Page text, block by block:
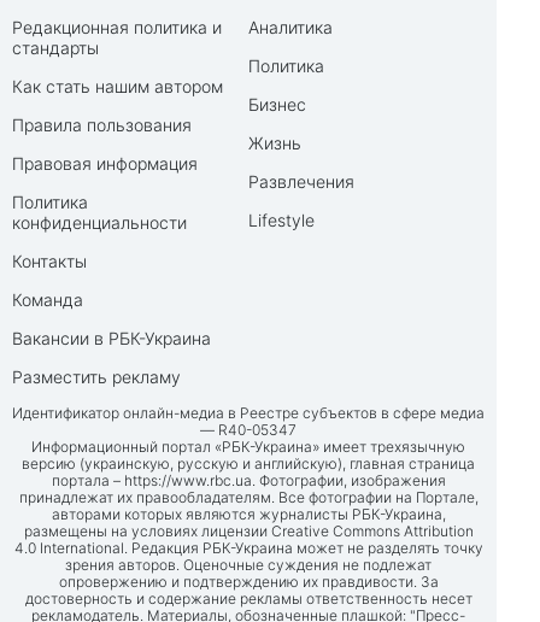
Редакционная политика и
стандарты
Как стать нашим автором
Правила пользования
Правовая информация
Политика
конфиденциальности
Контакты
Команда
Вакансии в РБК-Украина
Разместить рекламу
Аналитика
Политика
Бизнес
Жизнь
Развлечения
Lifestyle
Идентификатор онлайн-медиа в Реестре субъектов в сфере медиа
— R40-05347
Информационный портал «РБК-Украина» имеет трехязычную
версию (украинскую, русскую и английскую), главная страница
портала – https://www.rbc.ua. Фотографии, изображения
принадлежат их правообладателям. Все фотографии на Портале,
авторами которых являются журналисты РБК-Украина,
размещены на условиях лицензии Creative Commons Attribution
4.0 International. Редакция РБК-Украина может не разделять точку
зрения авторов. Оценочные суждения не подлежат
опровержению и подтверждению их правдивости. За
достоверность и содержание рекламы ответственность несет
рекламодатель. Материалы, обозначенные плашкой: "Пресс-